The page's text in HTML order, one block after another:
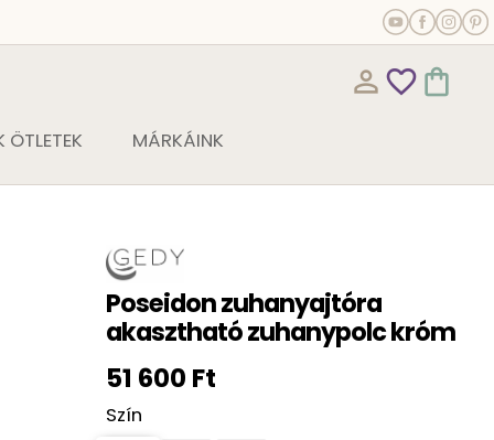
person_outline favorite_outline shopping_bag
MÁRKÁINK
Poseidon zuhanyajtóra
akasztható zuhanypolc króm
51 600 Ft
Szín